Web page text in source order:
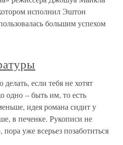
исполнил Эштон
большим успехом
если тебя не хотят
одно – быть им, то есть
идея романа сидит у
в печенке. Рукописи не
пора уже всерьез позаботиться